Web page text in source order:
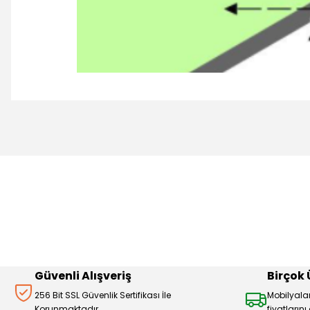
Güvenli Alışveriş
256 Bit SSL Güvenlik Sertifikası İle
Birçok